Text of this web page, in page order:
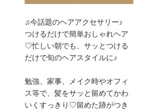
♫今話題のヘアアクセサリー♪
つけるだけで簡単おしゃれヘア
♡忙しい朝でも、サッとつける
だけで旬のヘアスタイルに♪
勉強、家事、メイク時やオフィ
ス等で、髪をサッと留めてかわ
いくすっきり♡留めた跡がつき